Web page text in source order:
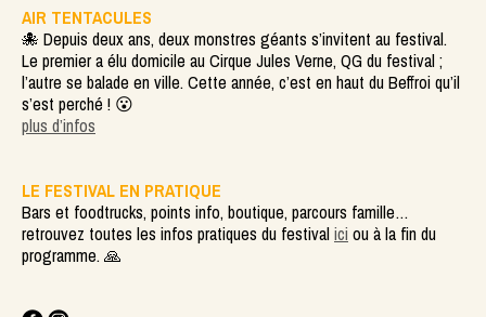
AIR TENTACULES
🐙 Depuis deux ans, deux monstres géants s’invitent au festival.
Le premier a élu domicile au Cirque Jules Verne, QG du festival ;
l’autre se balade en ville. Cette année, c’est en haut du Beffroi qu’il
s’est perché ! 😮
plus d’infos
LE FESTIVAL EN PRATIQUE
Bars et foodtrucks, points info, boutique, parcours famille…
retrouvez toutes les infos pratiques du festivalici ou à la fin du
programme. 🙏